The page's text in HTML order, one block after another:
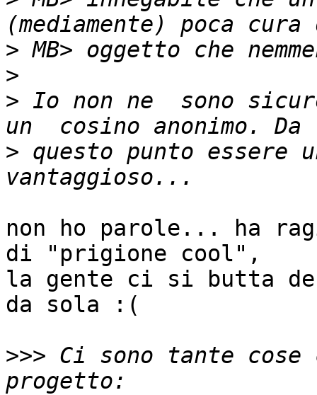
>
>
> Io non ne  sono
> questo punto essere
non ho parole... ha
di "prigione cool",
la gente ci si butta
da sola :(
>>> Ci sono tante cose